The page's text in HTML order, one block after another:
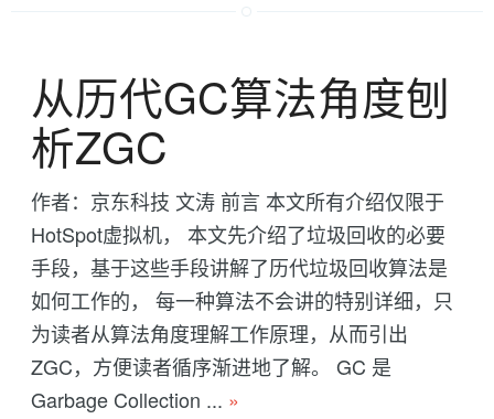
从历代GC算法角度刨
析ZGC
作者：京东科技 文涛 前言 本文所有介绍仅限于
HotSpot虚拟机， 本文先介绍了垃圾回收的必要
手段，基于这些手段讲解了历代垃圾回收算法是
如何工作的， 每一种算法不会讲的特别详细，只
为读者从算法角度理解工作原理，从而引出
ZGC，方便读者循序渐进地了解。 GC 是
Garbage Collection ... »